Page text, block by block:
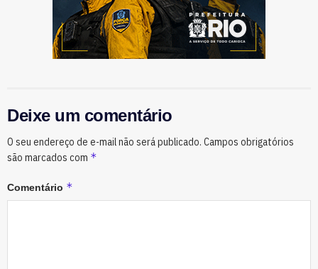
Deixe um comentário
O seu endereço de e-mail não será publicado. Campos obrigatórios
são marcados com *
Comentário *